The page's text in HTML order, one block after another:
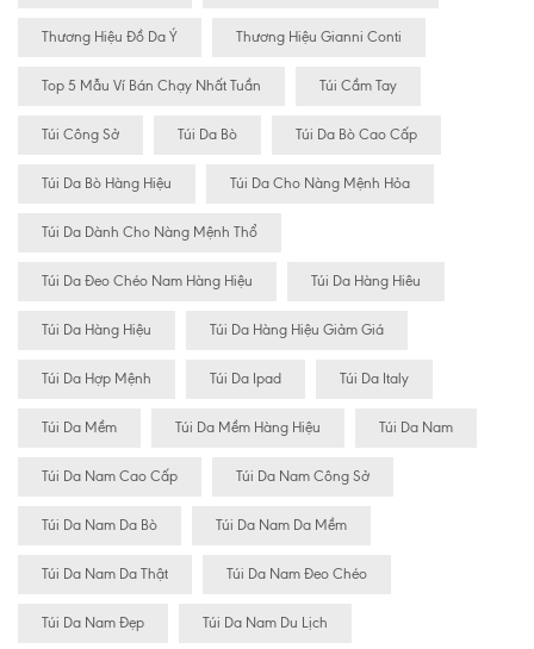
Thương Hiệu Đồ Da Ý Thương Hiệu Gianni Conti
Top 5 Mẫu Ví Bán Chạy Nhất Tuần Túi Cầm Tay
Túi Công Sở Túi Da Bò Túi Da Bò Cao Cấp
Túi Da Bò Hàng Hiệu Túi Da Cho Nàng Mệnh Hỏa
Túi Da Dành Cho Nàng Mệnh Thổ
Túi Da Đeo Chéo Nam Hàng Hiệu Túi Da Hàng Hiêu
Túi Da Hàng Hiệu Túi Da Hàng Hiệu Giảm Giá
Túi Da Hợp Mệnh Túi Da Ipad Túi Da Italy
Túi Da Mềm Túi Da Mềm Hàng Hiệu Túi Da Nam
Túi Da Nam Cao Cấp Túi Da Nam Công Sở
Túi Da Nam Da Bò Túi Da Nam Da Mềm
Túi Da Nam Da Thật Túi Da Nam Đeo Chéo
Túi Da Nam Đẹp Túi Da Nam Du Lịch